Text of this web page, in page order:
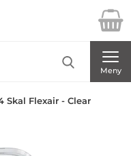
Telecom AB
Meny
Skal Flexair - Clear